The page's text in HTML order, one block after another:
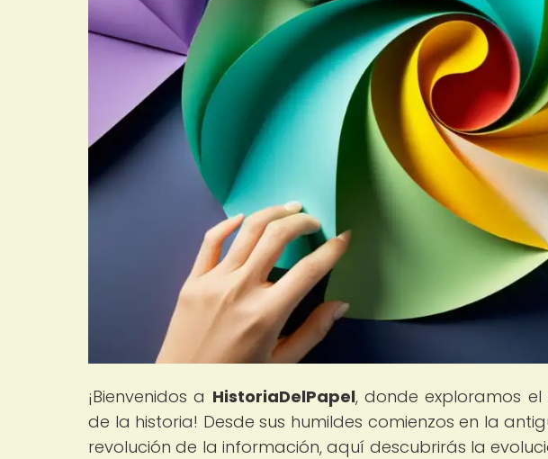
¡Bienvenidos a HistoriaDelPapel, donde exploramos
de la historia! Desde sus humildes comienzos en la
revolución de la información, aquí descubrirás la